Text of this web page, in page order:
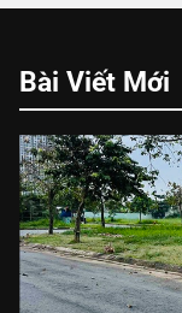
Bài Viết Mới